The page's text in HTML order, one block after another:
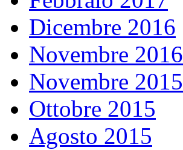
Dicembre 2016
Novembre 2016
Novembre 2015
Ottobre 2015
Agosto 2015